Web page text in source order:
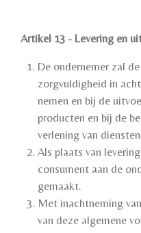
Artikel 13 - Levering en
De ondernemer zal
zorgvuldigheid in
nemen en bij de
producten en bij de
verlening van
Als plaats van
consument aan de
gemaakt.
Met inachtneming
van deze algemene